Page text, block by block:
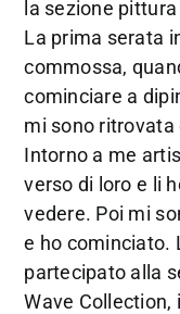
la sezione
La prima serata
commossa,
cominciare a
mi sono
Intorno a me
verso di loro e li
vedere. Poi mi
e ho cominciato.
partecipato alla
Wave